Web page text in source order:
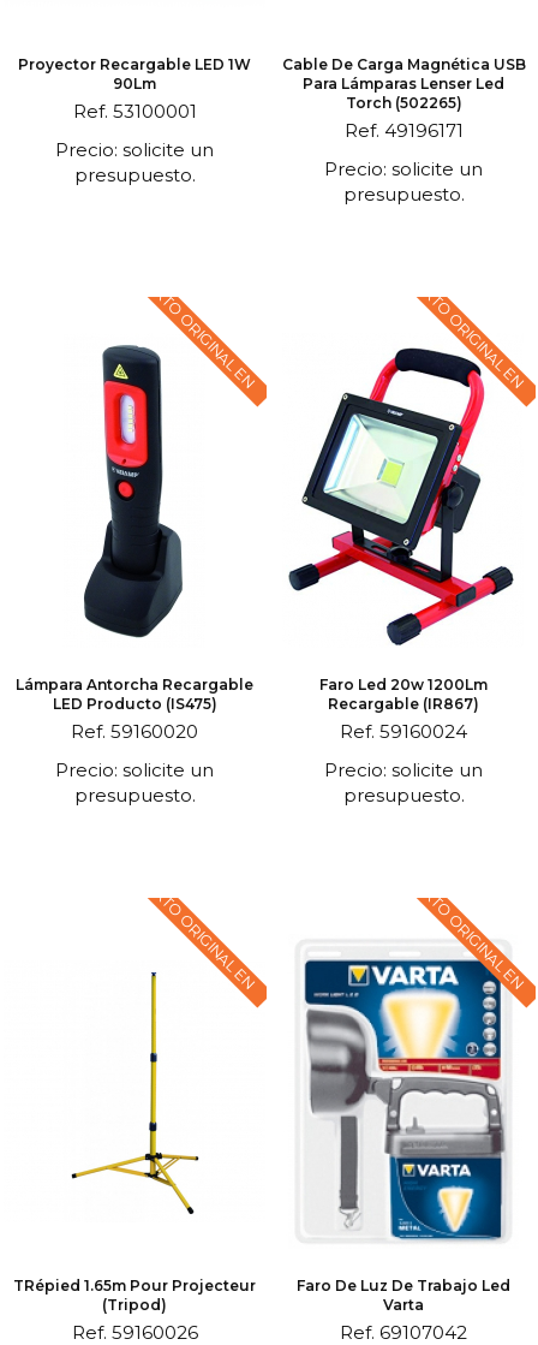
Proyector Recargable LED 1W
90Lm
Ref. 53100001
Precio: solicite un
presupuesto.
Cable De Carga Magnética USB
Para Lámparas Lenser Led
Torch (502265)
Ref. 49196171
Precio: solicite un
presupuesto.
TEXTO ORIGINAL EN
Lámpara Antorcha Recargable
LED Producto (IS475)
Ref. 59160020
Precio: solicite un
presupuesto.
TEXTO ORIGINAL EN
Faro Led 20w 1200Lm
Recargable (IR867)
Ref. 59160024
Precio: solicite un
presupuesto.
TEXTO ORIGINAL EN
TRépied 1.65m Pour Projecteur
(Tripod)
Ref. 59160026
TEXTO ORIGINAL EN
Faro De Luz De Trabajo Led
Varta
Ref. 69107042